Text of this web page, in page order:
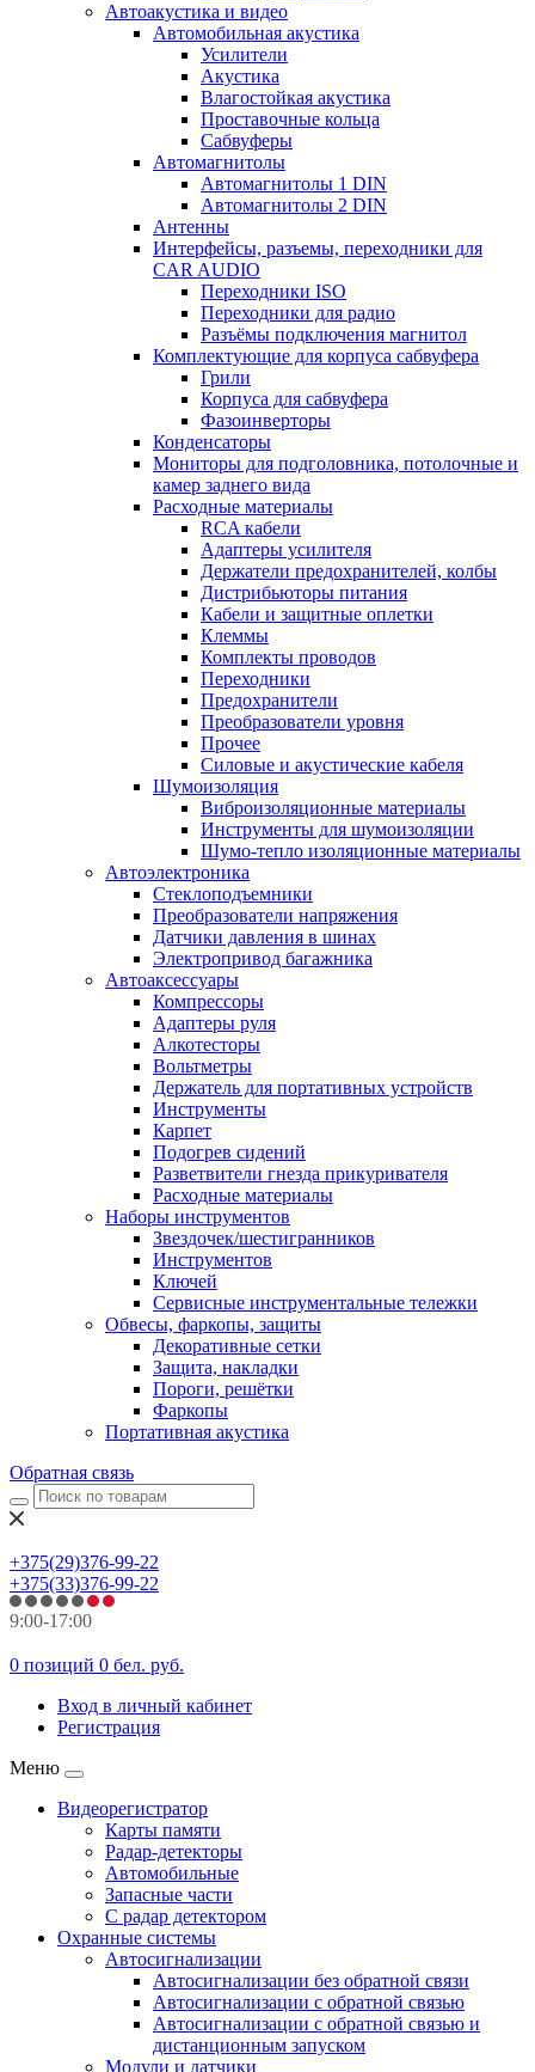
Автоакустика и видео
Автомобильная акустика
Усилители
Акустика
Влагостойкая акустика
Проставочные кольца
Сабвуферы
Автомагнитолы
Автомагнитолы 1 DIN
Автомагнитолы 2 DIN
Антенны
Интерфейсы, разъемы, переходники для
CAR AUDIO
Переходники ISO
Переходники для радио
Разъёмы подключения магнитол
Комплектующие для корпуса сабвуфера
Грили
Корпуса для сабвуфера
Фазоинверторы
Конденсаторы
Мониторы для подголовника, потолочные и
камер заднего вида
Расходные материалы
RCA кабели
Адаптеры усилителя
Держатели предохранителей, колбы
Дистрибьюторы питания
Кабели и защитные оплетки
Клеммы
Комплекты проводов
Переходники
Предохранители
Преобразователи уровня
Прочее
Силовые и акустические кабеля
Шумоизоляция
Виброизоляционные материалы
Инструменты для шумоизоляции
Шумо-тепло изоляционные материалы
Автоэлектроника
Стеклоподъемники
Преобразователи напряжения
Датчики давления в шинах
Электропривод багажника
Автоаксессуары
Компрессоры
Адаптеры руля
Алкотесторы
Вольтметры
Держатель для портативных устройств
Инструменты
Карпет
Подогрев сидений
Разветвители гнезда прикуривателя
Расходные материалы
Наборы инструментов
Звездочек/шестигранников
Инструментов
Ключей
Сервисные инструментальные тележки
Обвесы, фаркопы, защиты
Декоративные сетки
Защита, накладки
Пороги, решётки
Фаркопы
Портативная акустика
Обратная связь
+375(29)376-99-22
+375(33)376-99-22
9:00-17:00
0 позиций 0 бел. руб.
Вход в личный кабинет
Регистрация
Меню
Видеорегистратор
Карты памяти
Радар-детекторы
Автомобильные
Запасные части
С радар детектором
Охранные системы
Автосигнализации
Автосигнализации без обратной связи
Автосигнализации с обратной связью
Автосигнализации с обратной связью и
дистанционным запуском
Модули и датчики